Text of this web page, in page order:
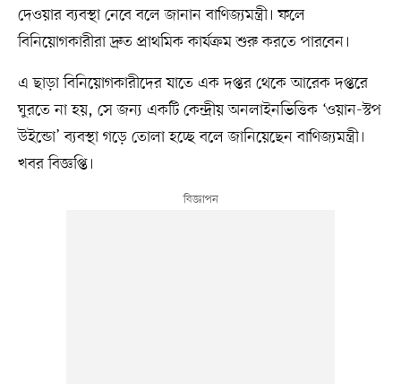
দেওয়ার ব্যবস্থা নেবে বলে জানান বাণিজ্যমন্ত্রী। ফলে
বিনিয়োগকারীরা দ্রুত প্রাথমিক কার্যক্রম শুরু করতে পারবেন।
এ ছাড়া বিনিয়োগকারীদের যাতে এক দপ্তর থেকে আরেক দপ্তরে
ঘুরতে না হয়, সে জন্য একটি কেন্দ্রীয় অনলাইনভিত্তিক ‘ওয়ান-স্টপ
উইন্ডো’ ব্যবস্থা গড়ে তোলা হচ্ছে বলে জানিয়েছেন বাণিজ্যমন্ত্রী।
খবর বিজ্ঞপ্তি।